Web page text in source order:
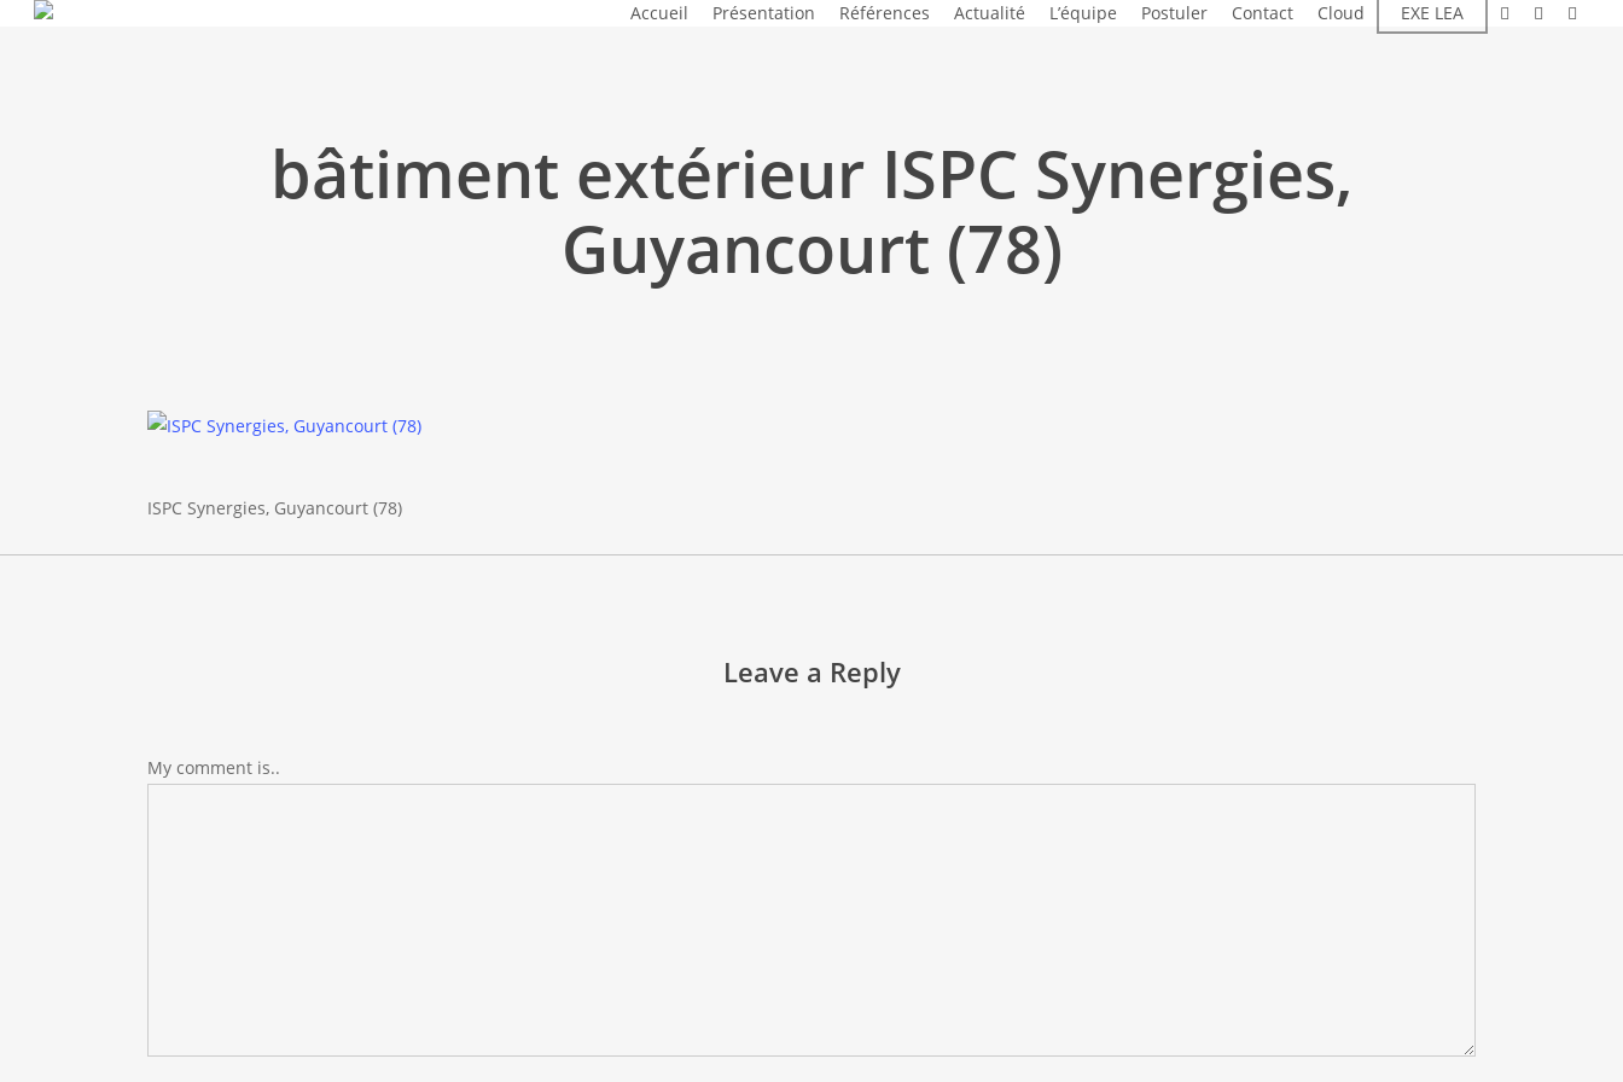
Accueil Présentation Références Actualité L’équipe Postuler Contact Cloud EXE LEA linkedininstagram
email
bâtiment extérieur ISPC Synergies,
Guyancourt (78)
ISPC Synergies, Guyancourt (78)
Leave a Reply
My comment is..